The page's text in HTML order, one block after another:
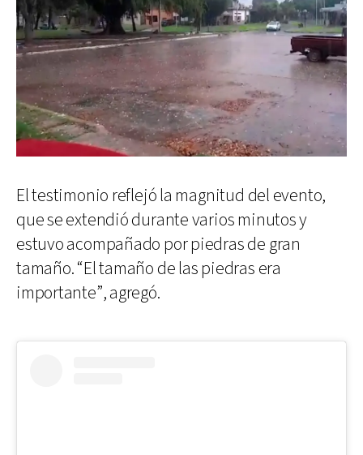
El testimonio reflejó la magnitud del evento,
que se extendió durante varios minutos y
estuvo acompañado por piedras de gran
tamaño. “El tamaño de las piedras era
importante”, agregó.